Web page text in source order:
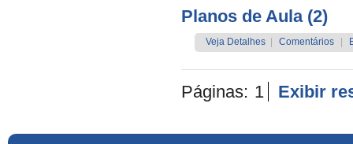
Planos de Aula (2)
Veja Detalhes Comentários
Páginas: 1 Exibir